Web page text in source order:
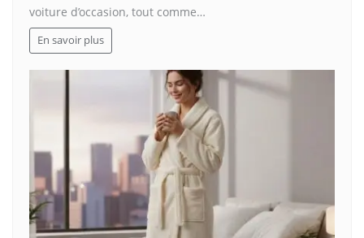
voiture d’occasion, tout comme…
En savoir plus